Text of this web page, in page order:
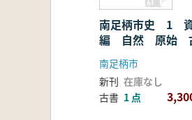
南足柄市史 1
編 自然 原始
世
南足柄市
新刊 在庫なし
古書 1 点